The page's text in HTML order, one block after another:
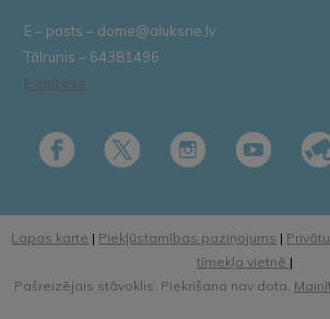
E – pasts – dome@aluksne.lv
Tālrunis – 64381496
E-adrese
Lapas karte | Piekļūstamības paziņojums |
tīmekļa vietnē |
Pašreizējais stāvoklis: Piekrišana nav dota.